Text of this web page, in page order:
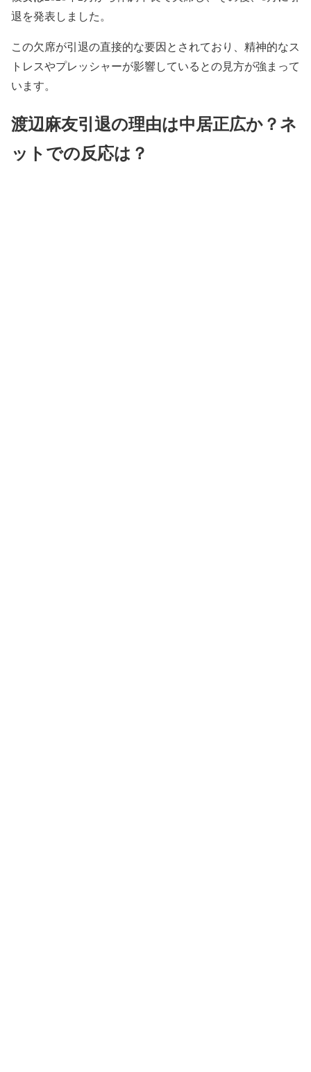
退を発表しました。
この欠席が引退の直接的な要因とされており、精神的なス
トレスやプレッシャーが影響しているとの見方が強まって
います。
渡辺麻友引退の理由は中居正広か？ネ
ットでの反応は？